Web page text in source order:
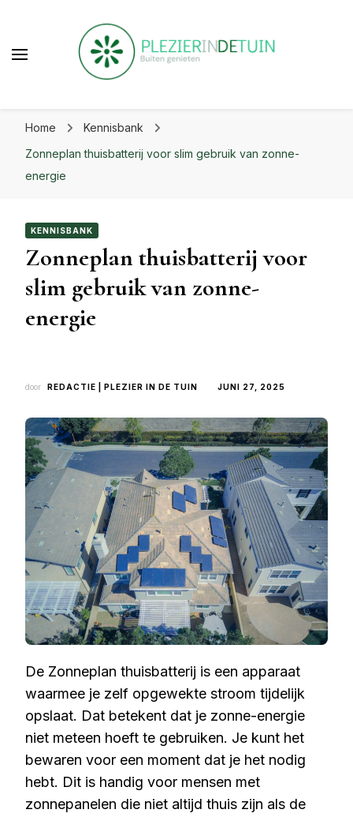
beste uit je tuin!
plezierindetuin.nl
Home
Kennisbank
Zonneplan thuisbatterij voor slim gebruik van zonne-
energie
KENNISBANK
Zonneplan thuisbatterij voor
slim gebruik van zonne-
energie
door REDACTIE | PLEZIER IN DE TUIN JUNI 27, 2025
De Zonneplan thuisbatterij is een apparaat
waarmee je zelf opgewekte stroom tijdelijk
opslaat. Dat betekent dat je zonne-energie
niet meteen hoeft te gebruiken. Je kunt het
bewaren voor een moment dat je het nodig
hebt. Dit is handig voor mensen met
zonnepanelen die niet altijd thuis zijn als de